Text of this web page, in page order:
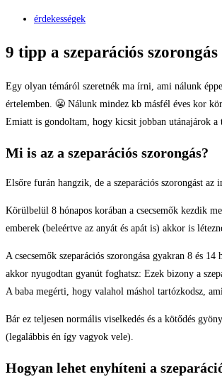
érdekességek
9 tipp a szeparációs szorongás
Egy olyan témáról szeretnék ma írni, ami nálunk
értelemben. 😬 Nálunk mindez kb másfél éves kor
Emiatt is gondoltam, hogy kicsit jobban utánajárok a
Mi is az a szeparációs szorongás?
Elsőre furán hangzik, de a szeparációs szorongást
Körülbelül 8 hónapos korában a csecsemők kezdik
emberek (beleértve az anyát és apát is) akkor is
A csecsemők szeparációs szorongása gyakran 8 és
akkor nyugodtan gyanút foghatsz: Ezek bizony a
A baba megérti, hogy valahol máshol tartózkodsz,
Bár ez teljesen normális viselkedés és a kötődés
(legalábbis én így vagyok vele).
Hogyan lehet enyhíteni a